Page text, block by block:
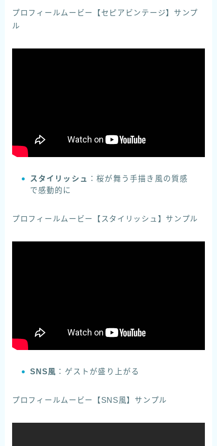
プロフィールムービー【セピアビンテージ】サンプ
ル
スタイリッシュ
：桜が舞う手描き風の質感
で感動的に
プロフィールムービー【スタイリッシュ】サンプル
SNS風 ：ゲストが盛り上がる
プロフィールムービー【SNS風】サンプル